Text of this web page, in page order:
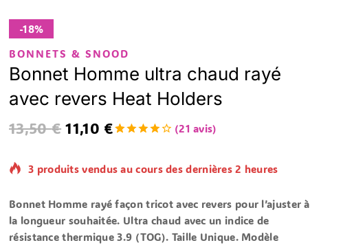
-18%
BONNETS & SNOOD
Bonnet Homme ultra chaud rayé
avec revers Heat Holders
debasé
(21 avis)
13,50€ 11,10 €
3 produits vendus au cours des dernières 2 heures
Bonnet Homme rayé façon tricot avec revers pour l’ajuster à
la longueur souhaitée. Ultra chaud avec un indice de
résistance thermique3.9 (TOG). Taille Unique. Modèle